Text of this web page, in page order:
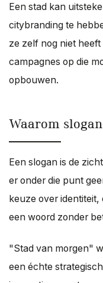
Een stad kan
citybranding te
ze zelf nog niet
campagnes op die
opbouwen.
Waarom
Een slogan is de
er onder die punt
keuze over
een woord zonder
"Stad van morgen"
een échte